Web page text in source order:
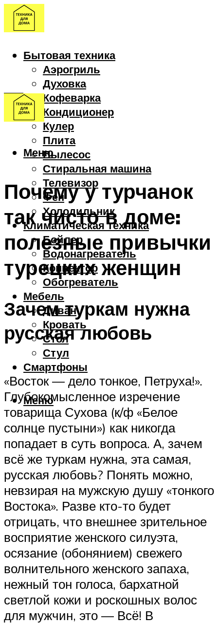
Бытовая техника
Аэрогриль
Духовка
Кофеварка
Кондиционер
Кулер
Плита
Пылесос
Стиральная машина
Телевизор
Фен
Холодильник
Климатическая техника
Бойлер
Водонагреватель
Конвектор
Обогреватель
Мебель
Диван
Кровать
Стол
Стул
Смартфоны
Меню
Меню
Почему у турчанок
так чисто в доме:
полезные привычки
турецких женщин
Зачем туркам нужна
русская любовь
«Восток — дело тонкое, Петруха!».
Глубокомысленное изречение
товарища Сухова (к/ф «Белое
солнце пустыни») как никогда
попадает в суть вопроса. А, зачем
всё же туркам нужна, эта самая,
русская любовь? Понять можно,
невзирая на мужскую душу «тонкого
Востока». Разве кто-то будет
отрицать, что внешнее зрительное
восприятие женского силуэта,
осязание (обонянием) свежего
волнительного женского запаха,
нежный тон голоса, бархатной
светлой кожи и роскошных волос
для мужчин, это — Всё! В